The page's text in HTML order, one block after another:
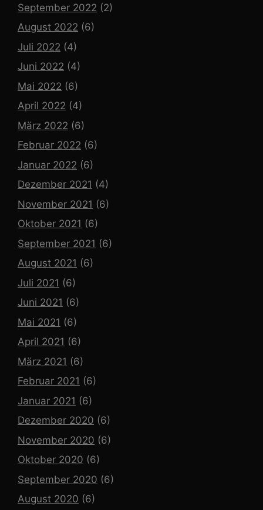
September 2022 (2)
August 2022 (6)
Juli 2022 (4)
Juni 2022 (4)
Mai 2022 (6)
April 2022 (4)
März 2022 (6)
Februar 2022 (6)
Januar 2022 (6)
Dezember 2021 (4)
November 2021 (6)
Oktober 2021 (6)
September 2021 (6)
August 2021 (6)
Juli 2021 (6)
Juni 2021 (6)
Mai 2021 (6)
April 2021 (6)
März 2021 (6)
Februar 2021 (6)
Januar 2021 (6)
Dezember 2020 (6)
November 2020 (6)
Oktober 2020 (6)
September 2020 (6)
August 2020 (6)